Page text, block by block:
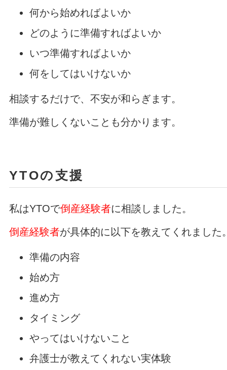
何から始めればよいか
どのように準備すればよいか
いつ準備すればよいか
何をしてはいけないか
相談するだけで、不安が和らぎます。
準備が難しくないことも分かります。
YTOの支援
私はYTOで倒産経験者に相談しました。
倒産経験者が具体的に以下を教えてくれました
準備の内容
始め方
進め方
タイミング
やってはいけないこと
弁護士が教えてくれない実体験